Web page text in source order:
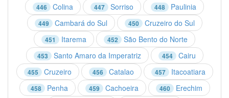
446 Colina 447 Sorriso 448 Paulinia
449 Cambará do Sul 450 Cruzeiro do Sul
451 Itarema 452 São Bento do Norte
453 Santo Amaro da Imperatriz 454 Cairu
455 Cruzeiro 456 Catalao 457 Itacoatiara
458 Penha 459 Cachoeira 460 Erechim